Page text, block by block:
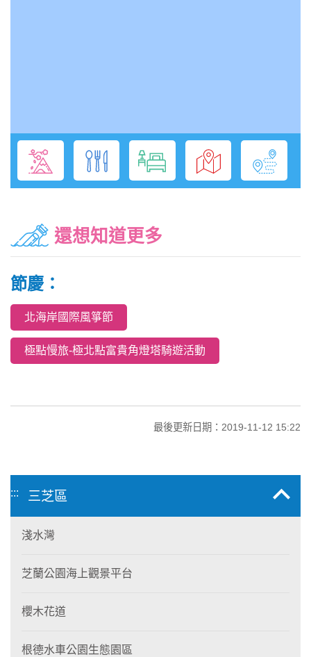
還想知道更多
節慶：
北海岸國際風箏節
極點慢旅-極北點富貴角燈塔騎遊活動
最後更新日期：2019-11-12 15:22
::: 三芝區
淺水灣
芝蘭公園海上觀景平台
櫻木花道
根德水車公園生態園區